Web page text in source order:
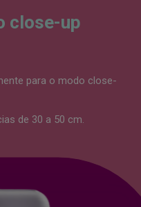
close-up
para o modo close-
de 30 a 50 cm.